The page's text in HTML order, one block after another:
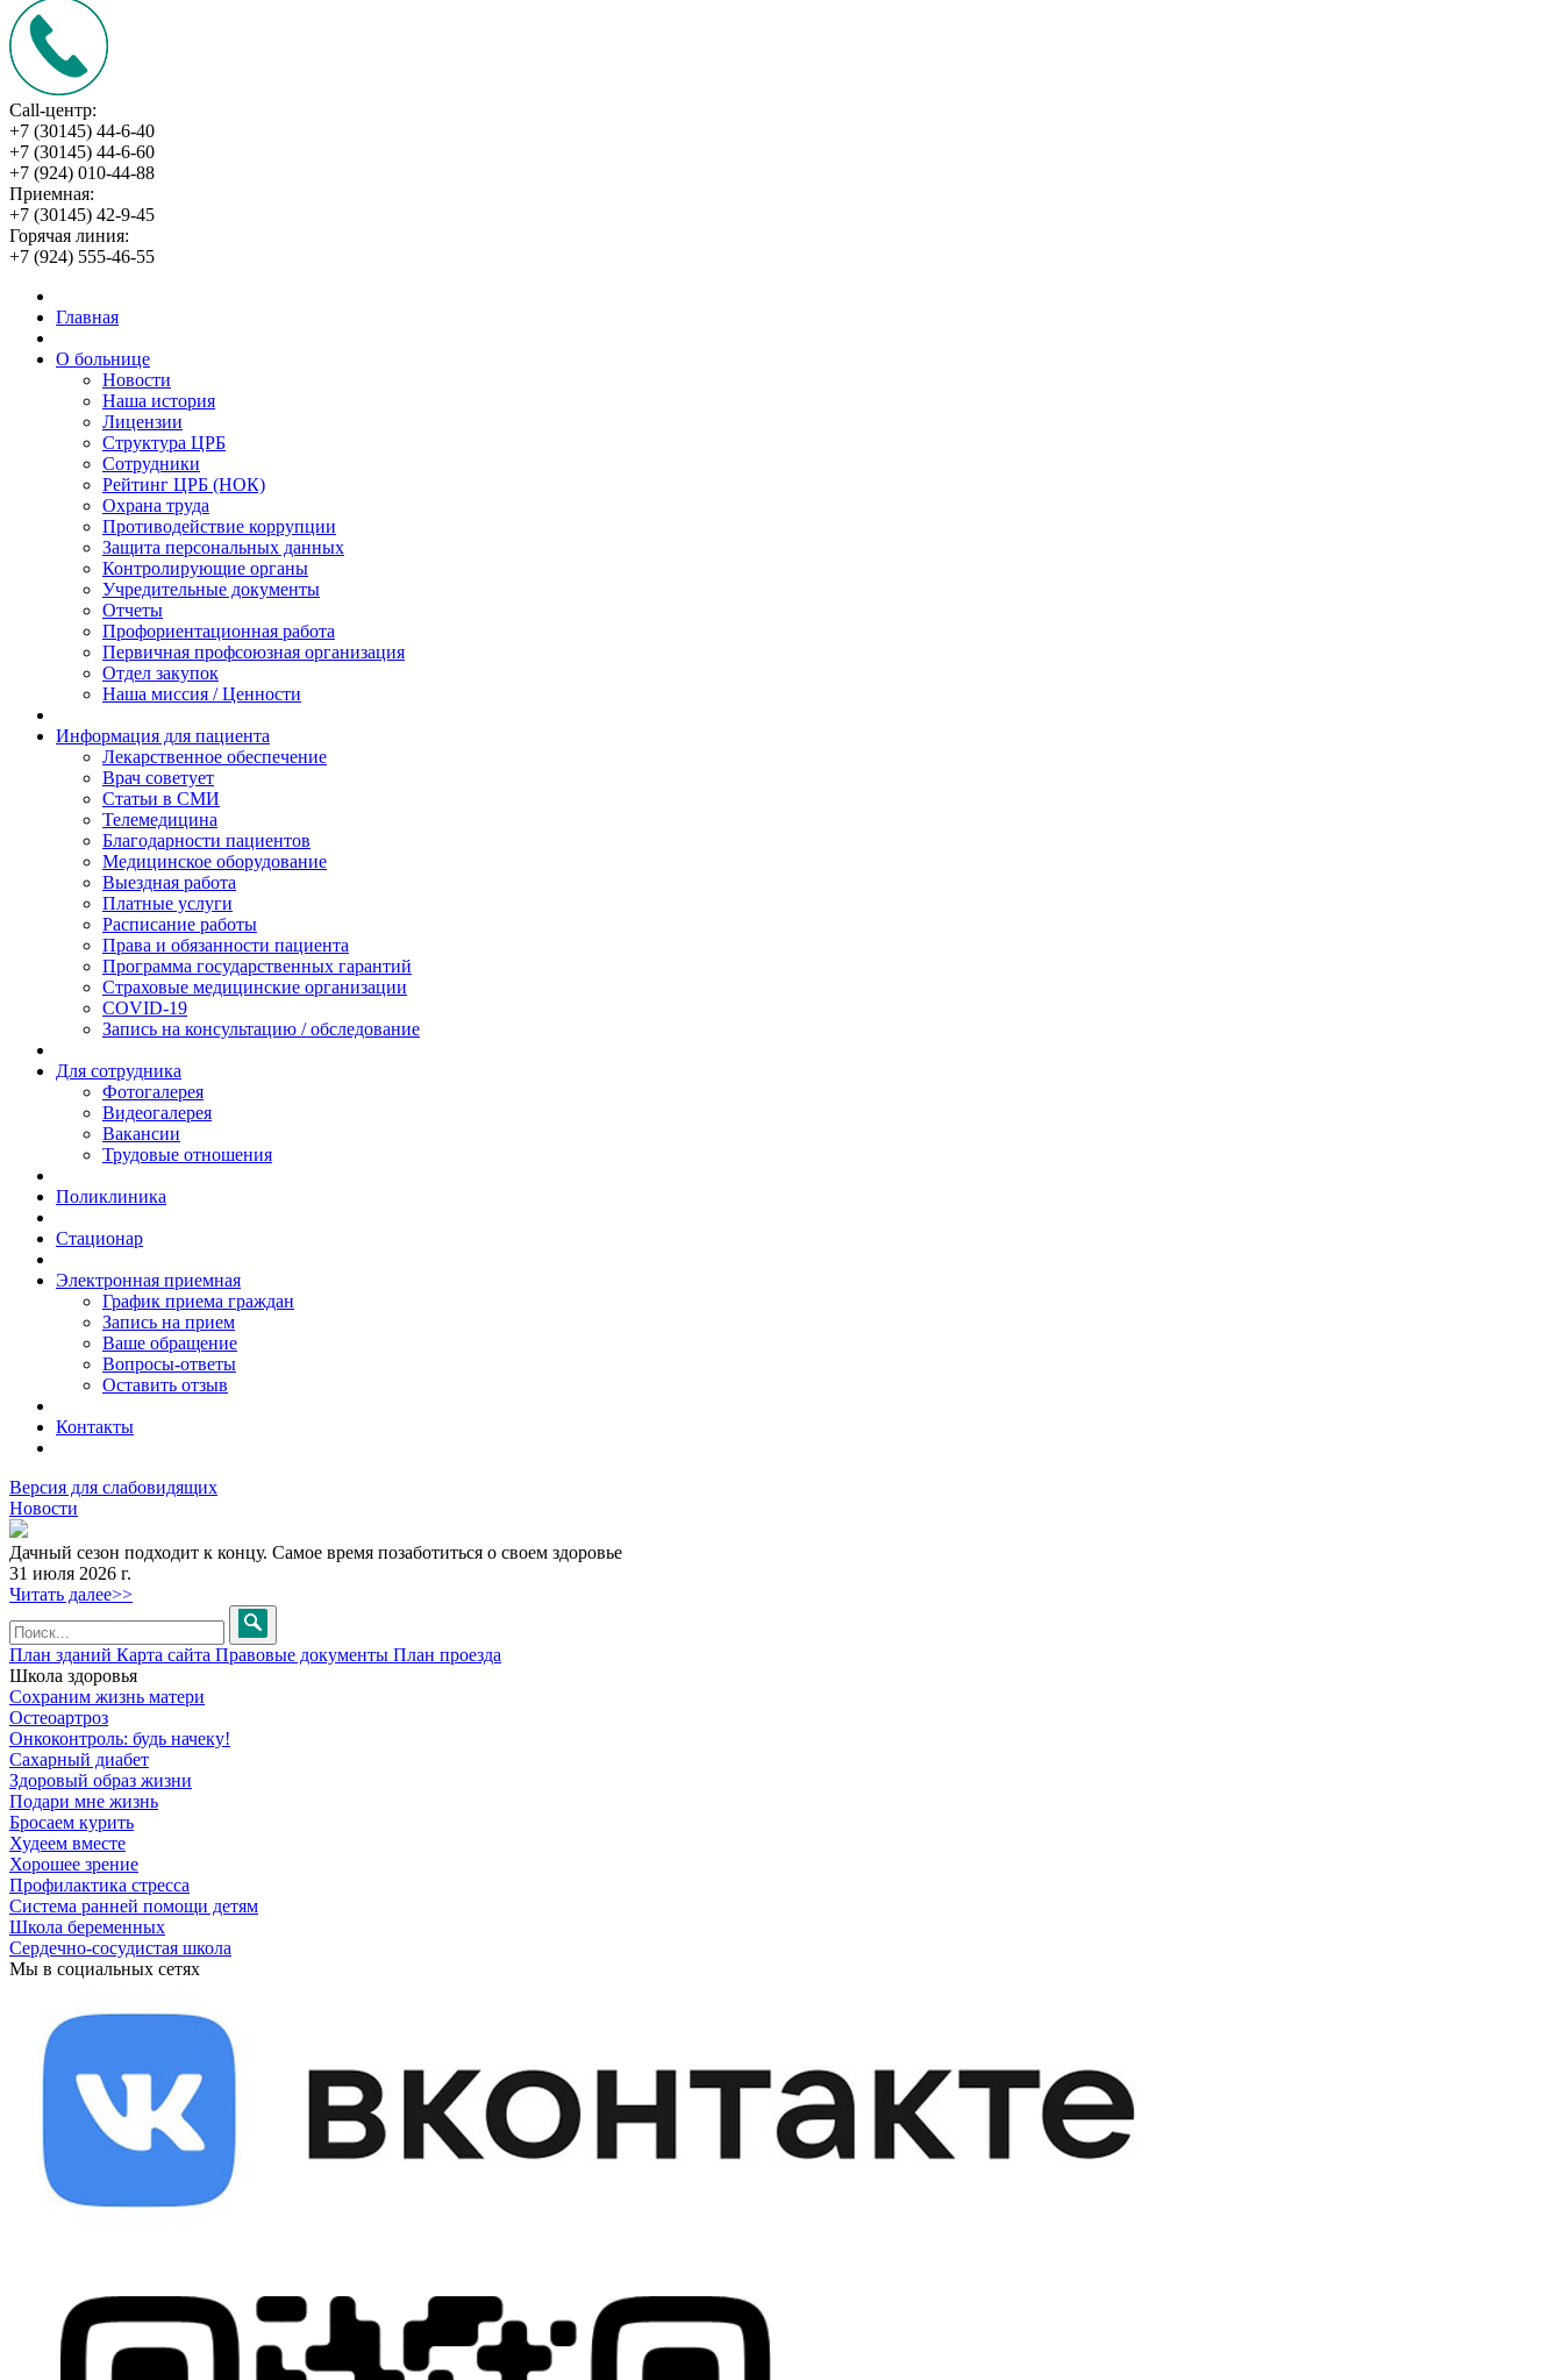
Call-центр:
+7 (30145) 44-6-40
+7 (30145) 44-6-60
+7 (924) 010-44-88
Приемная:
+7 (30145) 42-9-45
Горячая линия:
+7 (924) 555-46-55
Главная
О больнице
Новости
Наша история
Лицензии
Структура ЦРБ
Сотрудники
Рейтинг ЦРБ (НОК)
Охрана труда
Противодействие коррупции
Защита персональных данных
Контролирующие органы
Учредительные документы
Отчеты
Профориентационная работа
Первичная профсоюзная организация
Отдел закупок
Наша миссия / Ценности
Информация для пациента
Лекарственное обеспечение
Врач советует
Статьи в СМИ
Телемедицина
Благодарности пациентов
Медицинское оборудование
Выездная работа
Платные услуги
Расписание работы
Права и обязанности пациента
Программа государственных гарантий
Страховые медицинские организации
COVID-19
Запись на консультацию / обследование
Для сотрудника
Фотогалерея
Видеогалерея
Вакансии
Трудовые отношения
Поликлиника
Стационар
Электронная приемная
График приема граждан
Запись на прием
Ваше обращение
Вопросы-ответы
Оставить отзыв
Контакты
Версия для слабовидящих
Новости
Дачный сезон подходит к концу. Самое время позаботиться о своем здоровье
31 июля 2026 г.
Читать далее>>
План зданий Карта сайта Правовые документы План проезда
Школа здоровья
Сохраним жизнь матери
Остеоартроз
Онкоконтроль: будь начеку!
Сахарный диабет
Здоровый образ жизни
Подари мне жизнь
Бросаем курить
Худеем вместе
Хорошее зрение
Профилактика стресса
Система ранней помощи детям
Школа беременных
Сердечно-сосудистая школа
Мы в социальных сетях